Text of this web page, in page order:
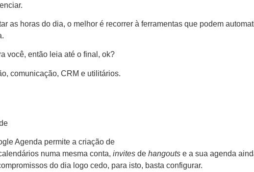
as horas do dia, o melhor é recorrer à ferramentas que podem
você, então leia até o final, ok?
comunicação, CRM e utilitários.
Agenda permite a criação de
numa mesma conta, invites de hangouts e a sua agenda
do dia logo cedo, para isto, basta configurar.